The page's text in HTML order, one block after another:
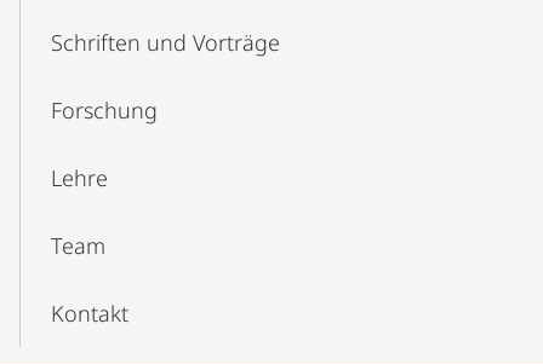
Schriften und Vorträge
Forschung
Lehre
Team
Kontakt